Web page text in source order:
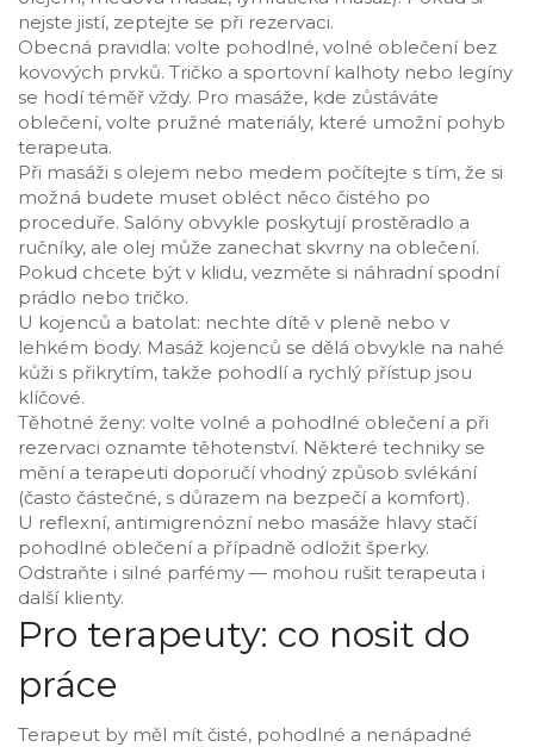
nejste jistí, zeptejte se při rezervaci.
Obecná pravidla: volte pohodlné, volné oblečení bez
kovových prvků. Tričko a sportovní kalhoty nebo legíny
se hodí téměř vždy. Pro masáže, kde zůstáváte
oblečení, volte pružné materiály, které umožní pohyb
terapeuta.
Při masáži s olejem nebo medem počítejte s tím, že si
možná budete muset obléct něco čistého po
proceduře. Salóny obvykle poskytují prostěradlo a
ručníky, ale olej může zanechat skvrny na oblečení.
Pokud chcete být v klidu, vezměte si náhradní spodní
prádlo nebo tričko.
U kojenců a batolat: nechte dítě v pleně nebo v
lehkém body. Masáž kojenců se dělá obvykle na nahé
kůži s přikrytím, takže pohodlí a rychlý přístup jsou
klíčové.
Těhotné ženy: volte volné a pohodlné oblečení a při
rezervaci oznamte těhotenství. Některé techniky se
mění a terapeuti doporučí vhodný způsob svlékání
(často částečné, s důrazem na bezpečí a komfort).
U reflexní, antimigrenózní nebo masáže hlavy stačí
pohodlné oblečení a případně odložit šperky.
Odstraňte i silné parfémy — mohou rušit terapeuta i
další klienty.
Pro terapeuty: co nosit do
práce
Terapeut by měl mít čisté, pohodlné a nenápadné